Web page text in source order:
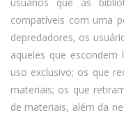
compatíveis com uma
depredadores, os
aqueles que
uso exclusivo; os que
materiais; os que
de materiais, além da